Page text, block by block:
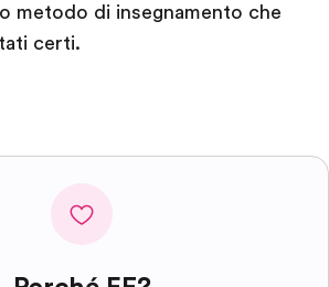
metodo di insegnamento che
certi.